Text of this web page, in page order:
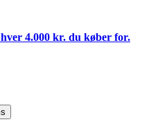
4.000 kr. du køber for.